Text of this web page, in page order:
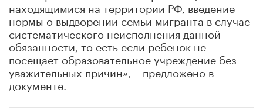
находящимися на территории РФ, введение
нормы о выдворении семьи мигранта в случае
систематического неисполнения данной
обязанности, то есть если ребенок не
посещает образовательное учреждение без
уважительных причин», – предложено в
документе.